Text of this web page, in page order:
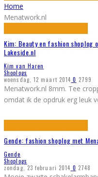
Home
Menatwork.nl
Kim: Beauty en fashion shoplog
Lakeside.nl
Kim van Haren
Shoplogs
woensdag, 12 maart 2014 0 2799
Menatwork.nl 8mm. Tee
omdat ik de opdruk erg leuk
Gende: fashion shoplog met
Gende
Shoplogs
zondag, 23 februari 2014 0 2748